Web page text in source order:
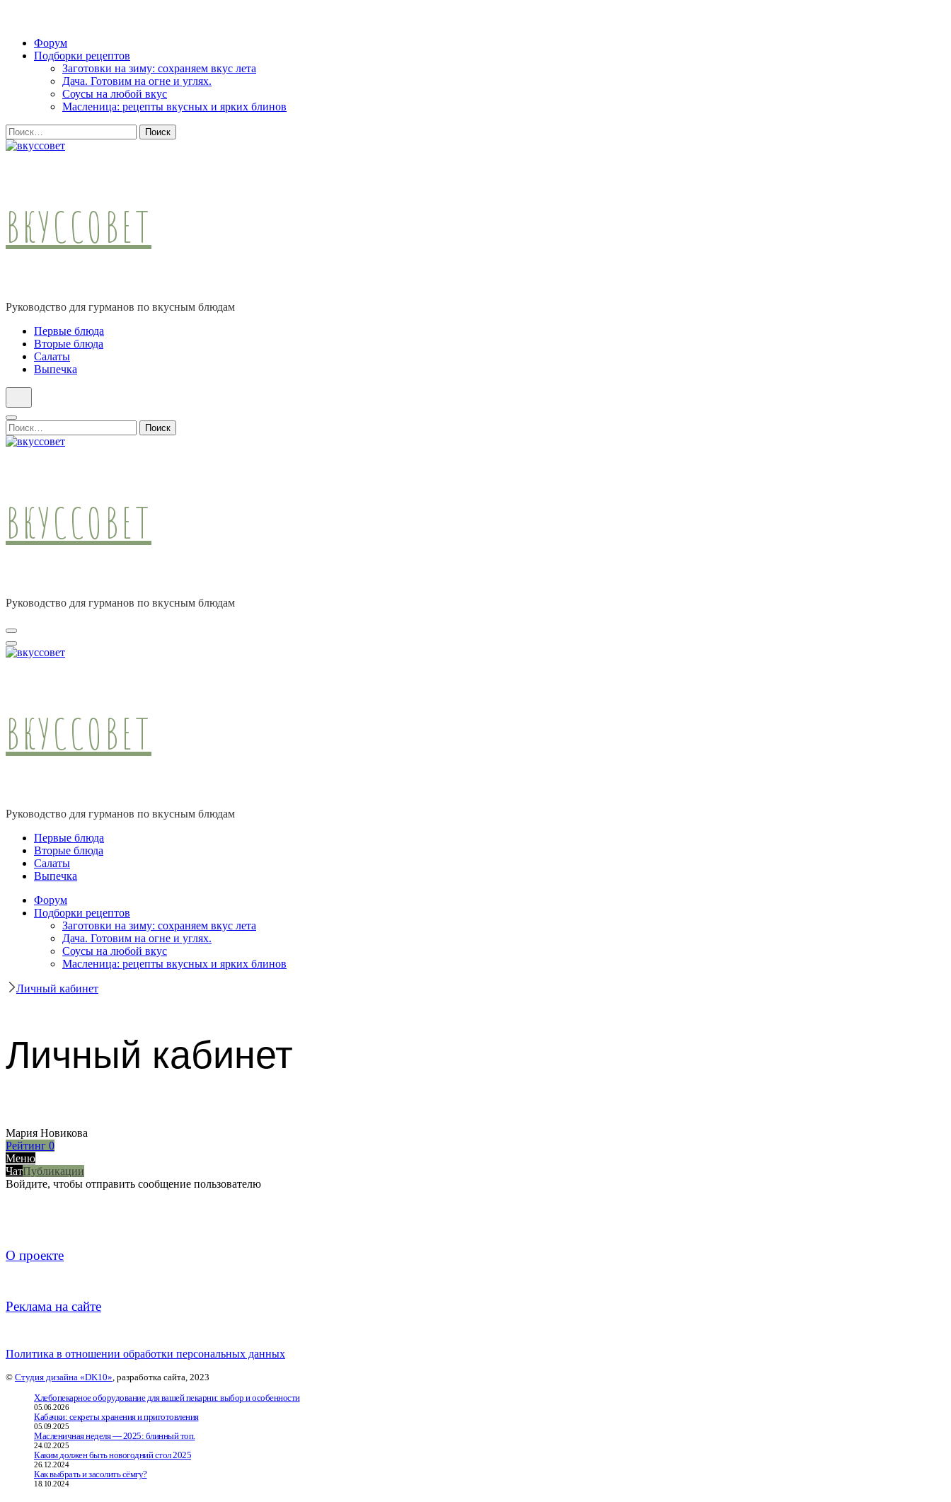
Skip
Форум
Подборки рецептов
Заготовки на зиму: сохраняем вкус лета
Дача. Готовим на огне и углях.
Соусы на любой вкус
Масленица: рецепты вкусных и ярких блинов
Найти:
ВКУССОВЕТ
Руководство для гурманов по вкусным блюдам
Первые блюда
Вторые блюда
Салаты
Выпечка
Найти:
ВКУССОВЕТ
Руководство для гурманов по вкусным блюдам
ВКУССОВЕТ
Руководство для гурманов по вкусным блюдам
Первые блюда
Вторые блюда
Салаты
Выпечка
Форум
Подборки рецептов
Заготовки на зиму: сохраняем вкус лета
Дача. Готовим на огне и углях.
Соусы на любой вкус
Масленица: рецепты вкусных и ярких блинов
Личный кабинет
Личный кабинет
Мария Новикова
Рейтинг 0
Меню
ЧатПубликации
Войдите, чтобы отправить сообщение пользователю
О проекте
Реклама на сайте
Политика в отношении обработки персональных данных
© Студия дизайна «DK10», разработка сайта, 2023
Хлебопекарное оборудование для вашей пекарни: выбор и особенности
05.06.2026
Кабачки: секреты хранения и приготовления
05.09.2025
Масленичная неделя — 2025: блинный топ.
24.02.2025
Каким должен быть новогодний стол 2025
26.12.2024
Как выбрать и засолить сёмгу?
18.10.2024